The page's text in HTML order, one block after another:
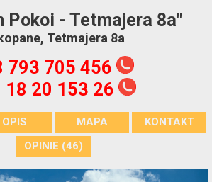
Pokoi - Tetmajera 8a"
Tetmajera 8a
793 705 456
18 20 153 26
OPIS MAPA
KONTAKT
OPINIE (46)